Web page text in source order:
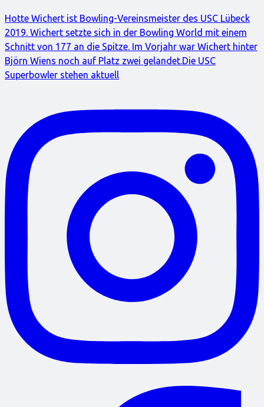
Hotte Wichert ist Bowling-Vereinsmeister des USC Lübeck
2019. Wichert setzte sich in der Bowling World mit einem
Schnitt von 177 an die Spitze. Im Vorjahr war Wichert hinter
Björn Wiens noch auf Platz zwei gelandet.Die USC
Superbowler stehen aktuell